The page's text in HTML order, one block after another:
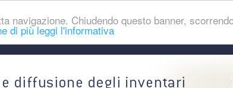
navigazione. Chiudendo questo banner,
di più leggi l'informativa